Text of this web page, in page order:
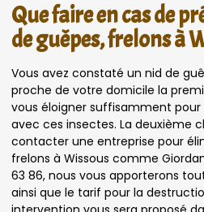
Que faire en cas de
de guêpes, frelons à
Vous avez constaté un nid de
proche de votre domicile la
vous éloigner suffisamment
avec ces insectes. La deuxième
contacter une entreprise pour
frelons à Wissous comme
63 86, nous vous apporterons
ainsi que le tarif pour la